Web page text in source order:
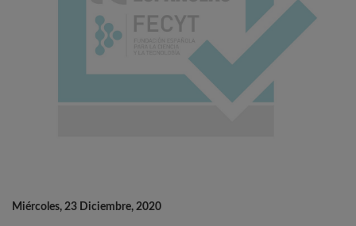
Miércoles, 23 Diciembre, 2020